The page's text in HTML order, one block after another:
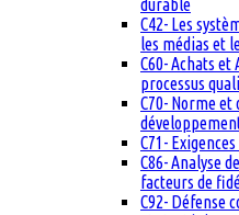
durable
C42- Les
les médias et
C60- Achats
processus
C70- Norme
C71-
C86- Analyse
facteurs de
C92- Défense